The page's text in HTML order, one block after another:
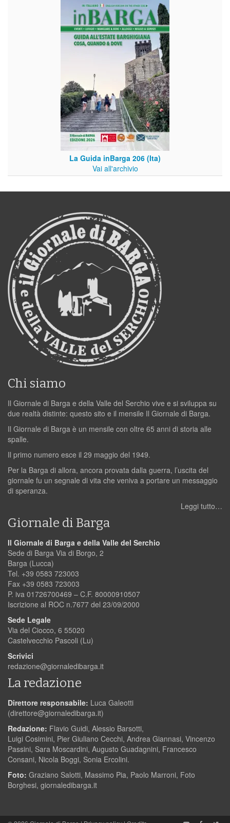
La Guida inBarga 206 (Ita)
Vai all'archivio
Chi siamo
Il Giornale di Barga e della Valle del Serchio vive e si sviluppa su
due realtà distinte: questo sito e il mensile Il Giornale di Barga.
Il Giornale di Barga è un mensile con oltre 65 anni di storia alle
spalle.
Il primo numero esce il 29 maggio del 1949.
Per la Barga di allora, ancora provata dalla guerra, l’uscita del
giornale fu un segnale di vita che veniva a portare un messaggio
di speranza.
Leggi tutto…
Giornale di Barga
Il Giornale di Barga e della Valle del Serchio
Sede di Barga Via di Borgo, 2
Barga (Lucca)
Tel. +39 0583 723003
Fax +39 0583 723003
P. iva 01726700469 – C.F. 80000910507
Iscrizione al ROC n.7677 del 23/09/2000
Sede Legale
Via del Ciocco, 6 55020
Castelvecchio Pascoli (Lu)
Scrivici
redazione@giornaledibarga.it
La redazione
Direttore responsabile: Luca Galeotti
(direttore@giornaledibarga.it)
Redazione: Flavio Guidi, Alessio Barsotti,
Luigi Cosimini, Pier Giuliano Cecchi, Andrea Giannasi, Vincenzo
Passini, Sara Moscardini, Augusto Guadagnini, Francesco
Consani, Nicola Boggi, Sonia Ercolini.
Foto: Graziano Salotti, Massimo Pia, Paolo Marroni, Foto
Borghesi, giornaledibarga.it